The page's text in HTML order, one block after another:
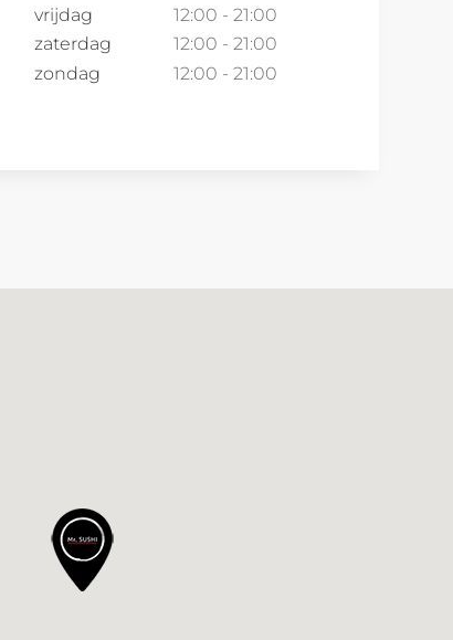
vrijdag
12:00 - 21:00
zaterdag
12:00 - 21:00
zondag
12:00 - 21:00